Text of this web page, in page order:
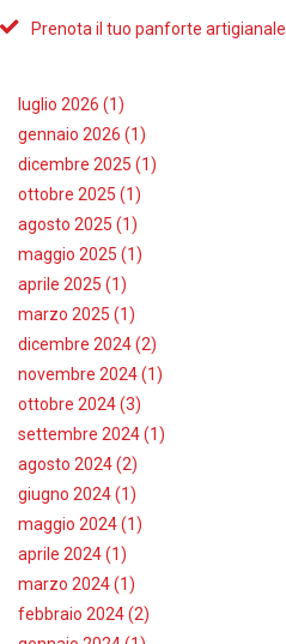
Prenota il tuo panforte artigianale
luglio 2026 (1)
gennaio 2026 (1)
dicembre 2025 (1)
ottobre 2025 (1)
agosto 2025 (1)
maggio 2025 (1)
aprile 2025 (1)
marzo 2025 (1)
dicembre 2024 (2)
novembre 2024 (1)
ottobre 2024 (3)
settembre 2024 (1)
agosto 2024 (2)
giugno 2024 (1)
maggio 2024 (1)
aprile 2024 (1)
marzo 2024 (1)
febbraio 2024 (2)